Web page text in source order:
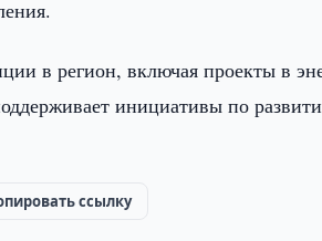
в регион, включая проекты в
инициативы по
ссылку